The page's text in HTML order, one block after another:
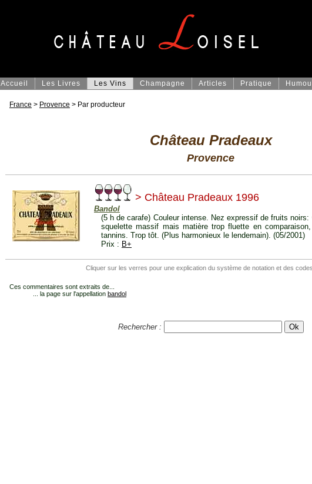
Accueil Les Livres Les Vins Champagne Articles Pratique
France > Provence > Par producteur
Château Pradeaux
Provence
> Château Pradeaux 1996
Bandol
(5 h de carafe) Couleur intense. Nez expressif de fruits
squelette massif mais matière trop fluette en
tannins. Trop tôt. (Plus harmonieux le lendemain). (05/2001)
Prix : B+
Cliquer sur les verres pour une explication du système de notation et des
Ces commentaires sont extraits de...
... la page sur l'appellation bandol
Rechercher :